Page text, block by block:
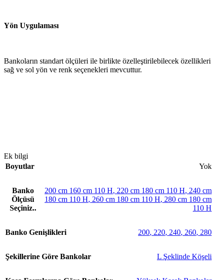
Yön Uygulaması
Bankoların standart ölçüleri ile birlikte özelleştirilebilecek özellikleri
sağ ve sol yön ve renk seçenekleri mevcuttur.
Ek bilgi
Boyutlar
Yok
Banko
Ölçüsü
Seçiniz..
200 cm 160 cm 110 H, 220 cm 180 cm 110 H, 240 cm
180 cm 110 H, 260 cm 180 cm 110 H, 280 cm 180 cm
110 H
Banko Genişlikleri 200, 220, 240, 260, 280
Şekillerine Göre Bankolar L Şeklinde Köşeli